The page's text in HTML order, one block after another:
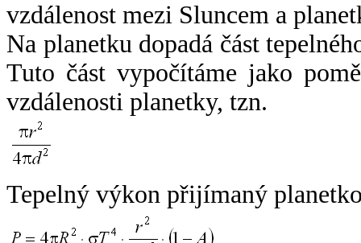
vzdálenost mezi Sluncem a
Na planetku dopadá část
Tuto část vypočítáme jako
vzdálenosti planetky, tzn.
Tepelný výkon přijímaný